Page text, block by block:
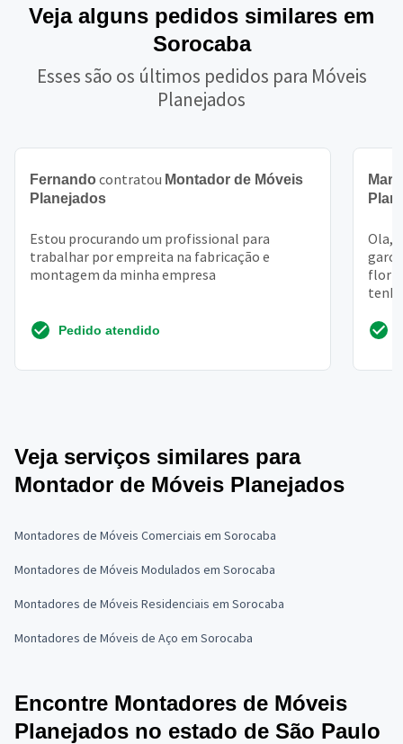
Veja alguns pedidos similares em
Sorocaba
Esses são os últimos pedidos para Móveis
Planejados
Fernando contratou Montador de Móveis
Planejados
Estou procurando um profissional para
trabalhar por empreita na fabricação e
montagem da minha empresa
Pedido atendido
Ola,
Veja serviços similares para
Montador de Móveis Planejados
Montadores de Móveis Comerciais em Sorocaba
Montadores de Móveis Modulados em Sorocaba
Montadores de Móveis Residenciais em Sorocaba
Montadores de Móveis de Aço em Sorocaba
Encontre Montadores de Móveis
Planejados no estado de São Paulo